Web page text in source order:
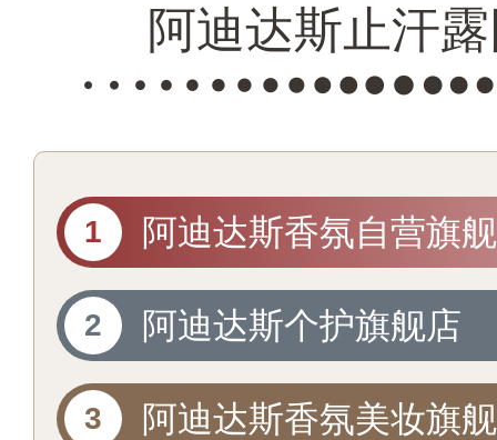
阿迪达斯止汗
阿迪达斯香氛自营旗
阿迪达斯个护旗舰店
阿迪达斯香氛美妆旗